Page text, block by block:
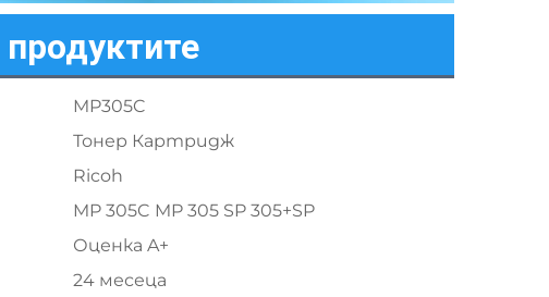
MP305C
Тонер Картридж
Ricoh
MP 305C MP 305 SP 305+SP
Оценка A+
24 месеца